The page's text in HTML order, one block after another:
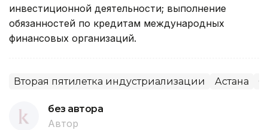
инвестиционной деятельности; выполнение
обязанностей по кредитам международных
финансовых организаций.
Вторая пятилетка индустриализации Астана
без автора
Автор